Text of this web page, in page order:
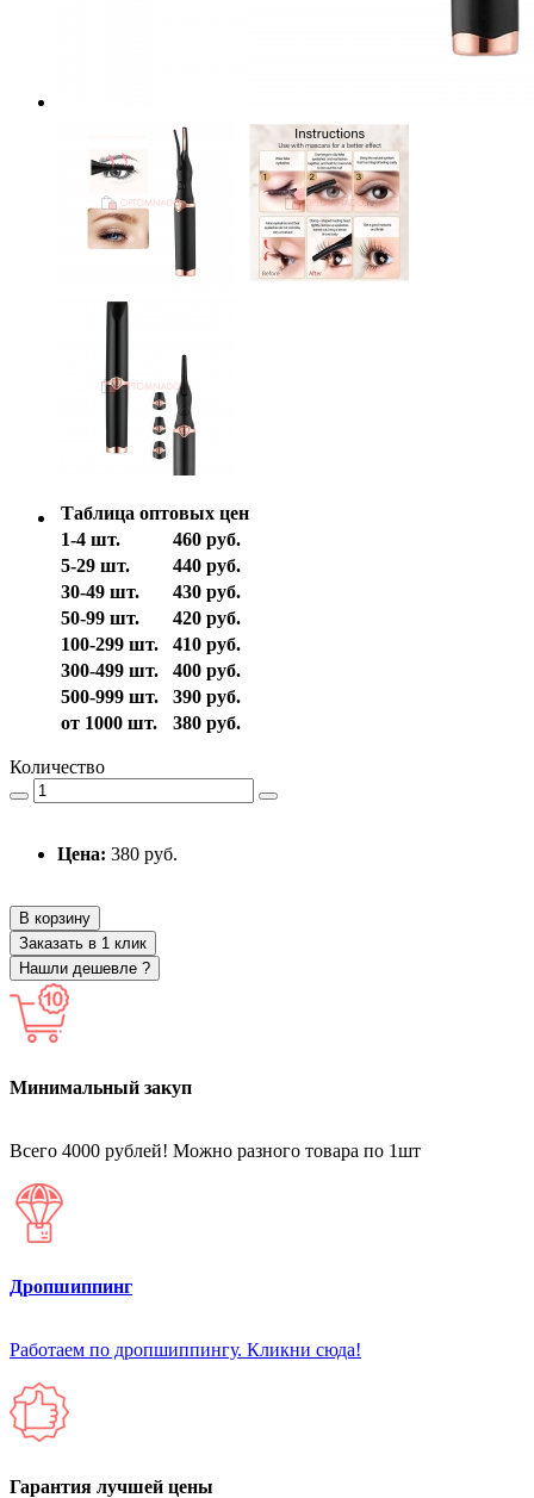
Таблица оптовых цен
1-4 шт.
460 руб.
5-29 шт.
440 руб.
30-49 шт.
430 руб.
50-99 шт.
420 руб.
100-299 шт.
410 руб.
300-499 шт.
400 руб.
500-999 шт.
390 руб.
от 1000 шт.
380 руб.
Количество
Цена: 380 руб.
В корзину
Заказать в 1 клик
Нашли дешевле ?
Минимальный закуп
Всего 4000 рублей! Можно разного товара по 1шт
Дропшиппинг
Работаем по дропшиппингу. Кликни сюда!
Гарантия лучшей цены